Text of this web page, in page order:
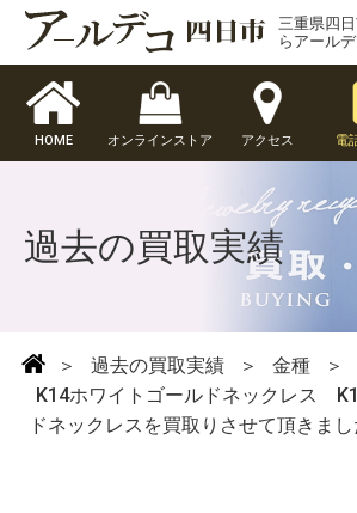
三重県四
らアールデ
HOME オンラインストア アクセス 電
過去の買取実績
＞ 過去の買取実績 ＞ 金種 ＞
K14ホワイトゴールドネックレス
ドネックレスを買取りさせて頂きまし